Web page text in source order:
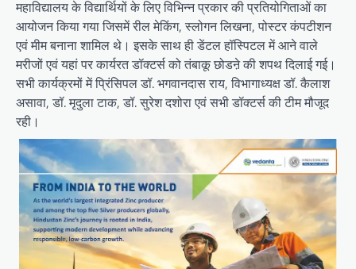
महाविद्यालय के विद्यार्थियों के लिए विभिन्न प्रकार की प्रतियोगिताओं का
आयोजन किया गया जिसमें रील मेकिंग, स्लोगन लिखना, पोस्टर कंपटीशन
एवं मीम बनाना शामिल थे। इसके साथ ही डेंटल हॉस्पिटल में आने वाले
मरीजों एवं यहां पर कार्यरत डॉक्टर्स को तंबाकू छोडऩे की शपथ दिलाई गई।
सभी कार्यक्रमों में प्रिंसिपल डॉ. भगवानदास राय, विभागाध्यक्ष डॉ. कैलाश
असावा, डॉ. मृदुला टाक, डॉ. सुरेश दशोरा एवं सभी डॉक्टर्स की टीम मौजूद
रही।